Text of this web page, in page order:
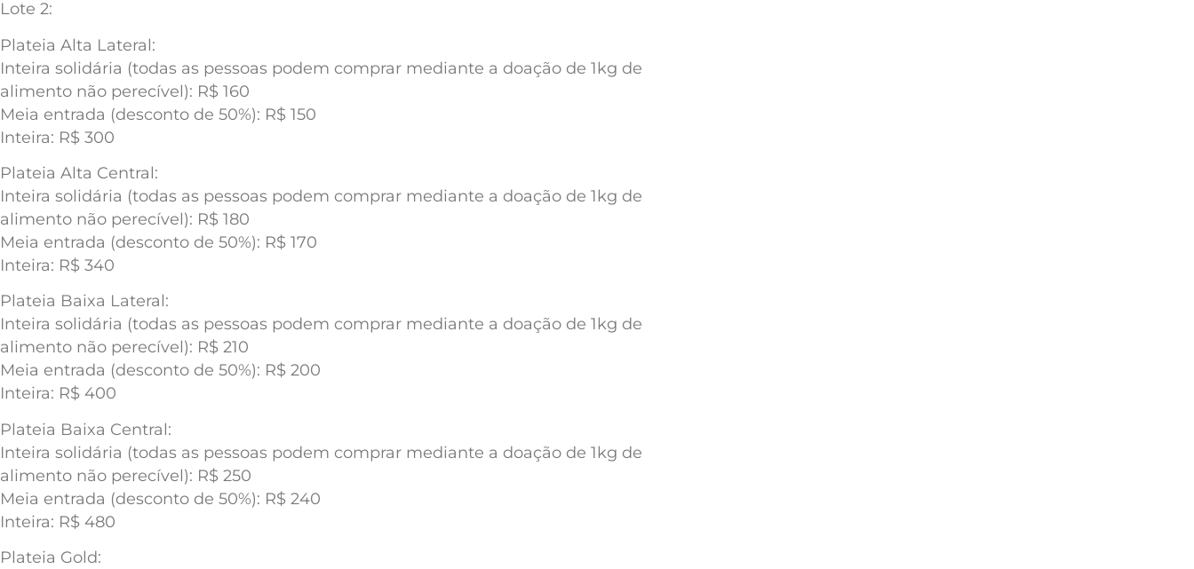
Lote 2:
Plateia Alta Lateral:
Inteira solidária (todas as pessoas podem comprar mediante a doação de 1kg de
alimento não perecível): R$ 160
Meia entrada (desconto de 50%): R$ 150
Inteira: R$ 300
Plateia Alta Central:
Inteira solidária (todas as pessoas podem comprar mediante a doação de 1kg de
alimento não perecível): R$ 180
Meia entrada (desconto de 50%): R$ 170
Inteira: R$ 340
Plateia Baixa Lateral:
Inteira solidária (todas as pessoas podem comprar mediante a doação de 1kg de
alimento não perecível): R$ 210
Meia entrada (desconto de 50%): R$ 200
Inteira: R$ 400
Plateia Baixa Central:
Inteira solidária (todas as pessoas podem comprar mediante a doação de 1kg de
alimento não perecível): R$ 250
Meia entrada (desconto de 50%): R$ 240
Inteira: R$ 480
Plateia Gold: